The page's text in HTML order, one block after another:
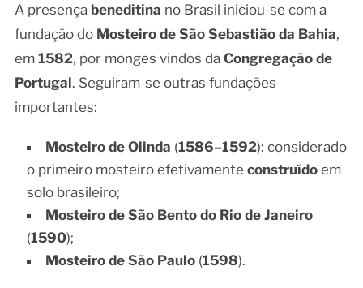
A presença beneditina no Brasil iniciou-se com a
fundação do Mosteiro de São Sebastião da Bahia,
em 1582, por monges vindos da Congregação de
Portugal. Seguiram-se outras fundações
importantes:
Mosteiro de Olinda (1586–1592): considerado
o primeiro mosteiro efetivamente construídoem
solo brasileiro;
Mosteiro de São Bento do Rio de Janeiro
(1590);
Mosteiro de São Paulo(1598).